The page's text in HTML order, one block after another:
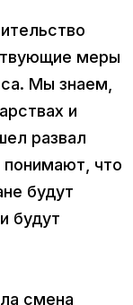
меры
Мы знаем,
и
развал
понимают, что
будут
будут
смена